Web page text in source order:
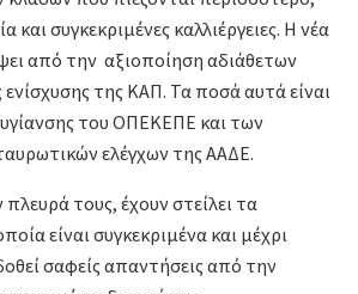
συγκεκριμένες καλλιέργειες. Η νέα
από την αξιοποίηση αδιάθετων
της ΚΑΠ. Τα ποσά αυτά είναι
του ΟΠΕΚΕΠΕ και των
ελέγχων της ΑΑΔΕ.
τους, έχουν στείλει τα
είναι συγκεκριμένα και μέχρι
σαφείς απαντήσεις από την